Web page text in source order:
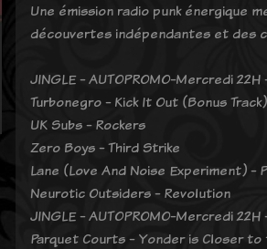
Une émission radio punk énergique
découvertes indépendantes et des
JINGLE - AUTOPROMO-Mercredi
Turbonegro - Kick It Out (Bonus Track)
UK Subs - Rockers
Zero Boys - Third Strike
Lane (Love And Noise Experiment) -
Neurotic Outsiders - Revolution
JINGLE - AUTOPROMO-Mercredi
Parquet Courts - Yonder is Closer